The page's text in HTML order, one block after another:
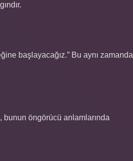
başlayacağız.” Bu aynı zamanda
öngörücü anlamlarında